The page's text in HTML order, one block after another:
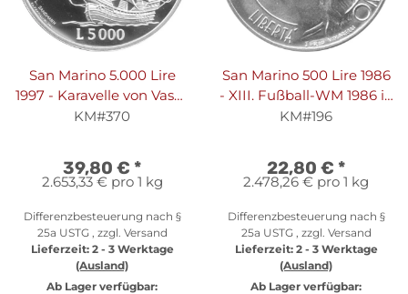
San Marino 5.000 Lire
1997 - Karavelle von Vasco
da Gama - Silber PP
KM#370
39,80 € *
2.653,33 € pro 1 kg
Differenzbesteuerung nach §
25a USTG , zzgl. Versand
Lieferzeit: 2 - 3 Werktage
(Ausland)
Ab Lager verfügbar:
San Marino 500 Lire 1986
- XIII. Fußball-WM 1986 in
Mexiko "Flaggen" - Silber
KM#196
22,80 € *
2.478,26 € pro 1 kg
Differenzbesteuerung nach §
25a USTG , zzgl. Versand
Lieferzeit: 2 - 3 Werktage
(Ausland)
Ab Lager verfügbar: